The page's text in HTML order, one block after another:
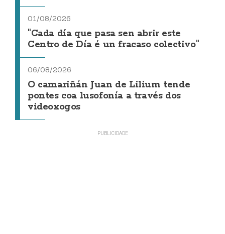
01/08/2026
"Cada día que pasa sen abrir este
Centro de Día é un fracaso colectivo"
06/08/2026
O camariñán Juan de Lilium tende
pontes coa lusofonía a través dos
videoxogos